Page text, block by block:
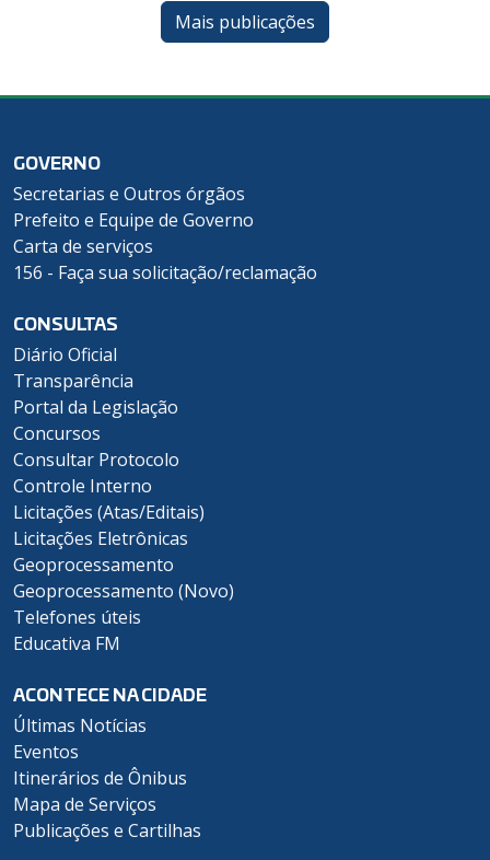
Mais publicações
GOVERNO
Secretarias e Outros órgãos
Prefeito e Equipe de Governo
Carta de serviços
156 - Faça sua solicitação/reclamação
CONSULTAS
Diário Oficial
Transparência
Portal da Legislação
Concursos
Consultar Protocolo
Controle Interno
Licitações (Atas/Editais)
Licitações Eletrônicas
Geoprocessamento
Geoprocessamento (Novo)
Telefones úteis
Educativa FM
ACONTECE NA CIDADE
Últimas Notícias
Eventos
Itinerários de Ônibus
Mapa de Serviços
Publicações e Cartilhas